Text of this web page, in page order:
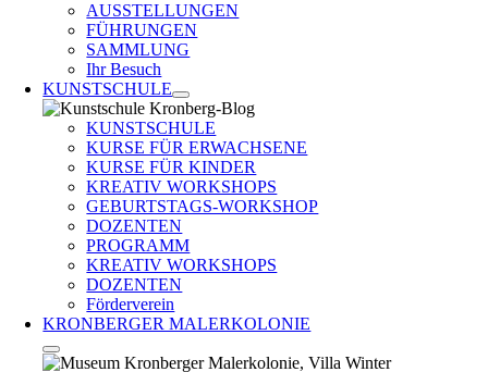
AUSSTELLUNGEN
FÜHRUNGEN
SAMMLUNG
Ihr Besuch
KUNSTSCHULE
KUNSTSCHULE
KURSE FÜR ERWACHSENE
KURSE FÜR KINDER
KREATIV WORKSHOPS
GEBURTSTAGS-WORKSHOP
DOZENTEN
PROGRAMM
KREATIV WORKSHOPS
DOZENTEN
Förderverein
KRONBERGER MALERKOLONIE